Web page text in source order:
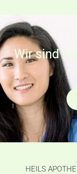
Wir sind
HEILS